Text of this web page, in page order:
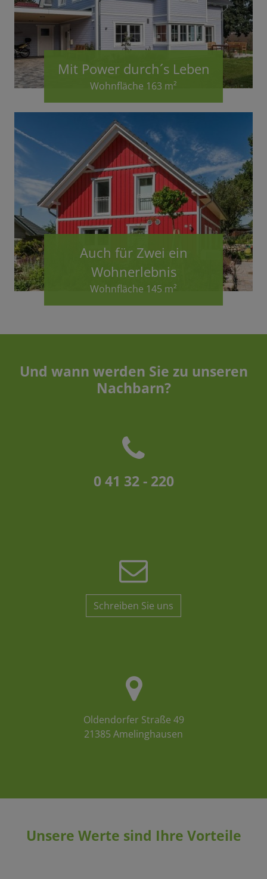
Mit Power durch´s Leben
Wohnfläche 163 m²
Auch für Zwei ein
Wohnerlebnis
Wohnfläche 145 m²
Und wann werden Sie zu unseren
Nachbarn?
0 41 32 - 220
Schreiben Sie uns
Oldendorfer Straße 49
21385 Amelinghausen
Unsere Werte sind Ihre Vorteile